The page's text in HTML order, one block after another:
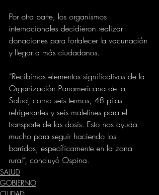
Por otra parte, los organismos
internacionales decidieron realizar
donaciones para fortalecer la vacunación
y llegar a más ciudadanos.
“Recibimos elementos significativos de la
Organización Panamericana de la
Salud, como seis termos, 48 pilas
refrigerantes y seis maletines para el
transporte de las dosis. Esto nos ayuda
mucho para seguir haciendo los
barridos, específicamente en la zona
rural”, concluyó Ospina.
SALUD
GOBIERNO